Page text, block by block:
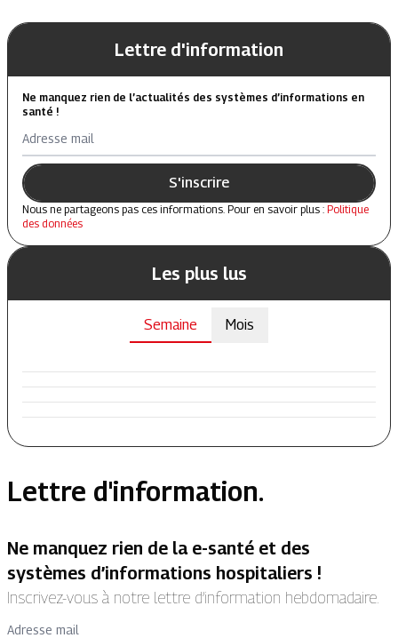
Lettre d'information
Ne manquez rien de l’actualités des systèmes d’informations en
santé !
Adresse mail
S'inscrire
Nous ne partageons pas ces informations. Pour en savoir plus : Politique
des données
Les plus lus
Semaine Mois
Lettre d'information.
Ne manquez rien de la e-santé et des
systèmes d’informations hospitaliers !
Inscrivez-vous à notre lettre d’information hebdomadaire.
Adresse mail